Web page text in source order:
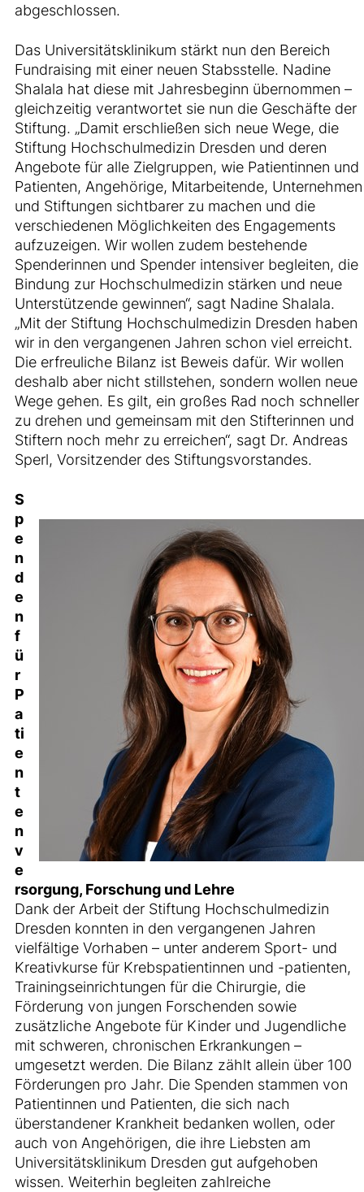
abgeschlossen.
Das Universitätsklinikum stärkt nun den Bereich
Fundraising mit einer neuen Stabsstelle. Nadine
Shalala hat diese mit Jahresbeginn übernommen –
gleichzeitig verantwortet sie nun die Geschäfte der
Stiftung. „Damit erschließen sich neue Wege, die
Stiftung Hochschulmedizin Dresden und deren
Angebote für alle Zielgruppen, wie Patientinnen und
Patienten, Angehörige, Mitarbeitende, Unternehmen
und Stiftungen sichtbarer zu machen und die
verschiedenen Möglichkeiten des Engagements
aufzuzeigen. Wir wollen zudem bestehende
Spenderinnen und Spender intensiver begleiten, die
Bindung zur Hochschulmedizin stärken und neue
Unterstützende gewinnen“, sagt Nadine Shalala.
„Mit der Stiftung Hochschulmedizin Dresden haben
wir in den vergangenen Jahren schon viel erreicht.
Die erfreuliche Bilanz ist Beweis dafür. Wir wollen
deshalb aber nicht stillstehen, sondern wollen neue
Wege gehen. Es gilt, ein großes Rad noch schneller
zu drehen und gemeinsam mit den Stifterinnen und
Stiftern noch mehr zu erreichen“, sagt Dr. Andreas
Sperl, Vorsitzender des Stiftungsvorstandes.
S
p
e
n
d
e
n
f
ü
r
P
a
ti
e
n
t
e
n
v
e
rsorgung, Forschung und Lehre
Dank der Arbeit der Stiftung Hochschulmedizin
Dresden konnten in den vergangenen Jahren
vielfältige Vorhaben – unter anderem Sport- und
Kreativkurse für Krebspatientinnen und -patienten,
Trainingseinrichtungen für die Chirurgie, die
Förderung von jungen Forschenden sowie
zusätzliche Angebote für Kinder und Jugendliche
mit schweren, chronischen Erkrankungen –
umgesetzt werden. Die Bilanz zählt allein über 100
Förderungen pro Jahr. Die Spenden stammen von
Patientinnen und Patienten, die sich nach
überstandener Krankheit bedanken wollen, oder
auch von Angehörigen, die ihre Liebsten am
Universitätsklinikum Dresden gut aufgehoben
wissen. Weiterhin begleiten zahlreiche